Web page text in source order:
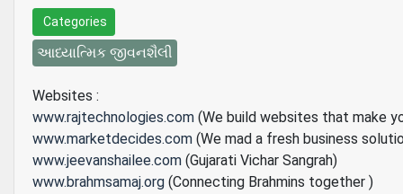
Categories
આધ્યાત્મિક જીવનશૈલી
Websites :
www.rajtechnologies.com (We build websites that make
www.marketdecides.com (We mad a fresh business
www.jeevanshailee.com (Gujarati Vichar Sangrah)
www.brahmsamaj.org (Connecting Brahmins together )